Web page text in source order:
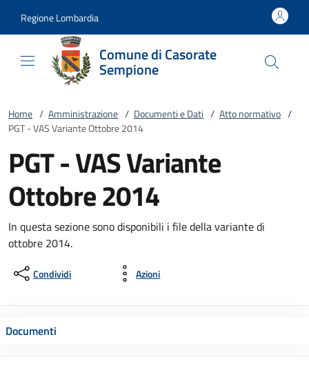
Regione Lombardia
Comune di Casorate
Sempione
Home / Amministrazione / Documenti e Dati / Atto normativo /
PGT - VAS Variante Ottobre 2014
PGT - VAS Variante
Ottobre 2014
In questa sezione sono disponibili i file della variante di
ottobre 2014.
Condividi Azioni
Documenti